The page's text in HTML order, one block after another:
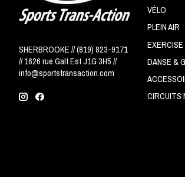
SHERBROOKE // (819) 823-9171
// 1626 rue Galt Est J1G 3H5 //
info@sportstransaction.com
VÉLO
PLEIN AIR
DANSE &
CIRCUITS